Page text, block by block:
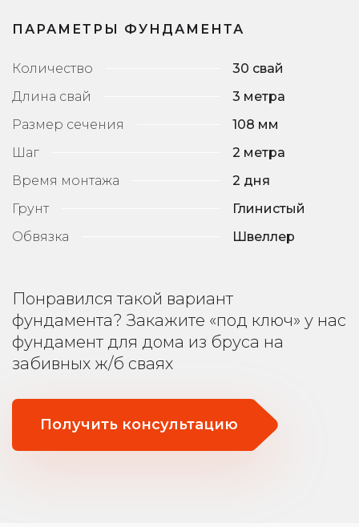
ПАРАМЕТРЫ ФУНДАМЕНТА
Количество
30 свай
Длина свай
3 метра
Размер сечения
108 мм
Шаг
2 метра
Время монтажа
2 дня
Грунт
Глинистый
Обвязка
Швеллер
Понравился такой вариант
фундамента? Закажите «под ключ» у нас
фундамент для дома из бруса на
забивных ж/б сваях
Получить консультацию